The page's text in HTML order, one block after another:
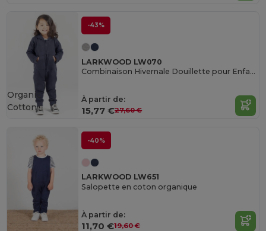
-43%
LARKWOOD LW070
Combinaison Hivernale Douillette pour Enfants
À partir de:
15,77 €27,60 €
Organic
Cotton
-40%
LARKWOOD LW651
Salopette en coton organique
À partir de:
11,70 €19,60 €